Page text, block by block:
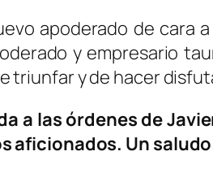
apoderado de cara
y empresario
triunfar y de hacer
a las órdenes de
Un